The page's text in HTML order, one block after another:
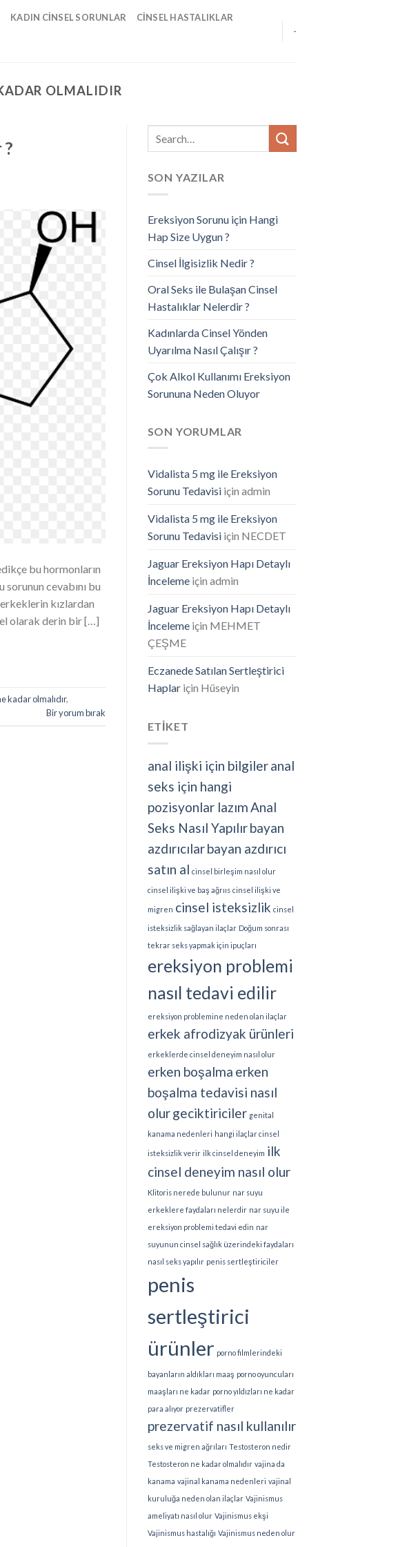
KADIN CINSEL SORUNLAR CINSEL HASTALIKLAR
-
OLMALIDIR
bu hormonların
cevabını bu
kızlardan
olarak derin bir […]
kadar olmalıdır,
Bir yorum bırak
SON YAZILAR
Ereksiyon Sorunu için Hangi
Hap Size Uygun ?
Cinsel İlgisizlik Nedir ?
Oral Seks ile Bulaşan Cinsel
Hastalıklar Nelerdir ?
Kadınlarda Cinsel Yönden
Uyarılma Nasıl Çalışır ?
Çok Alkol Kullanımı Ereksiyon
Sorununa Neden Oluyor
SON YORUMLAR
Vidalista 5 mg ile Ereksiyon
Sorunu Tedavisiiçin admin
Vidalista 5 mg ile Ereksiyon
Sorunu Tedavisiiçin NECDET
Jaguar Ereksiyon Hapı Detaylı
İncelemeiçin admin
Jaguar Ereksiyon Hapı Detaylı
İncelemeiçin MEHMET
ÇEŞME
Eczanede Satılan Sertleştirici
Haplariçin Hüseyin
ETİKET
anal ilişki için bilgileranal
seks için hangi
pozisyonlar lazımAnal
Seks Nasıl Yapılırbayan
azdırıcılarbayan azdırıcı
satın al cinsel birleşim nasıl olur
cinsel ilişki ve baş ağrııs cinsel ilişki ve
migren cinsel isteksizlik cinsel
isteksizlik sağlayan ilaçlar Doğum sonrası
tekrar seks yapmak için ipuçları
ereksiyon problemi
nasıl tedavi edilir
ereksiyon problemine neden olan ilaçlar
erkek afrodizyak ürünleri
erkeklerde cinsel deneyim nasıl olur
erken boşalma erken
boşalma tedavisi nasıl
olurgeciktiriciler genital
kanama nedenleri hangi ilaçlar cinsel
isteksizlik verir ilk cinsel deneyim ilk
cinsel deneyim nasıl olur
Klitoris nerede bulunur nar suyu
erkeklere faydaları nelerdir nar suyu ile
ereksiyon problemi tedavi edin nar
suyunun cinsel sağlık üzerindeki faydaları
nasıl seks yapılır penis sertleştiriciler
penis
sertleştirici
ürünler porno filmlerindeki
bayanların aldıkları maaş porno oyuncuları
maaşları ne kadar porno yıldızları ne kadar
para alıyor prezervatifler
prezervatif nasıl kullanılır
seks ve migren ağrıları Testosteron nedir
Testosteron ne kadar olmalıdır vajina da
kanama vajinal kanama nedenleri vajinal
kuruluğa neden olan ilaçlar Vajinismus
ameliyatı nasıl olur Vajinismus ekşi
Vajinismus hastalığı Vajinismus neden olur